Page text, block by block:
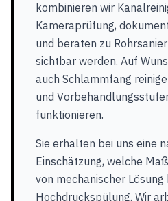
kombinieren wir
Kameraprüfung,
und beraten zu
sichtbar werden. Auf
auch Schlammfang
und
funktionieren.
Sie erhalten bei uns eine
Einschätzung, welche
von mechanischer Lösung
Hochdruckspülung. Wir